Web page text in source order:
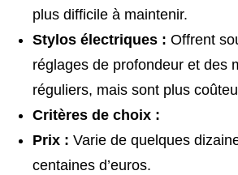
plus difficile à maintenir.
Stylos électriques : Offrent
réglages de profondeur et des
réguliers, mais sont plus
Critères de choix :
Prix : Varie de quelques
centaines d’euros.